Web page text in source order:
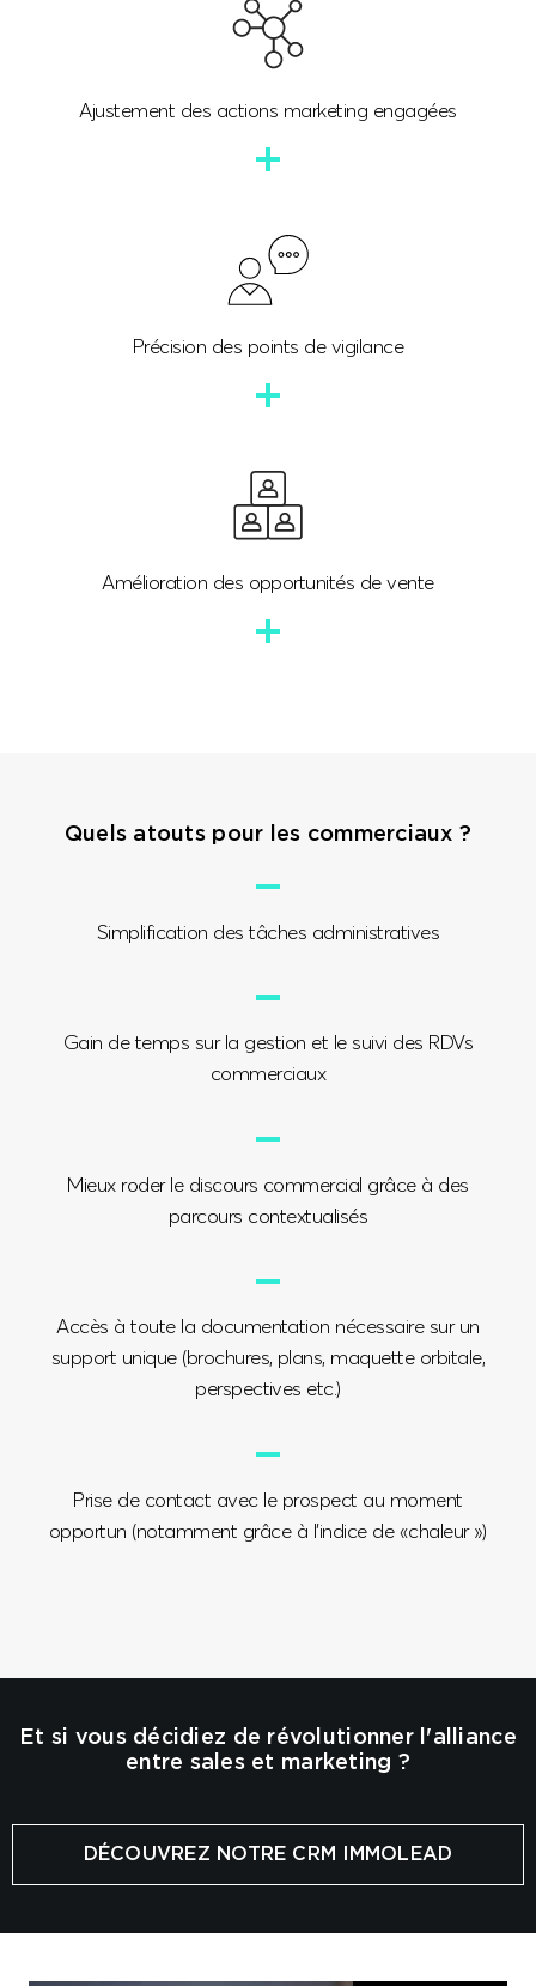
Ajustement des actions marketing engagées
Précision des points de vigilance
Amélioration des opportunités de vente
Quels atouts pour les commerciaux ?
Simplification des tâches administratives
Gain de temps sur la gestion et le suivi des RDVs
commerciaux
Mieux roder le discours commercial grâce à des
parcours contextualisés
Accès à toute la documentation nécessaire sur un
support unique (brochures, plans, maquette orbitale,
perspectives etc.)
Prise de contact avec le prospect au moment
opportun (notamment grâce à l’indice de «chaleur »)
Et si vous décidiez de révolutionner l'alliance
entre sales et marketing ?
DÉCOUVREZ NOTRE CRM IMMOLEAD